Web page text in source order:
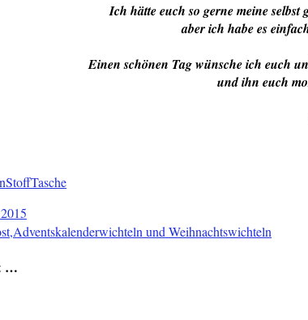
Ich hätte euch so gerne meine selbst
aber ich habe es
Einen schönen Tag wünsche ich euch
und ihn euch
StoffTasche
und Weihnachtswichteln
…